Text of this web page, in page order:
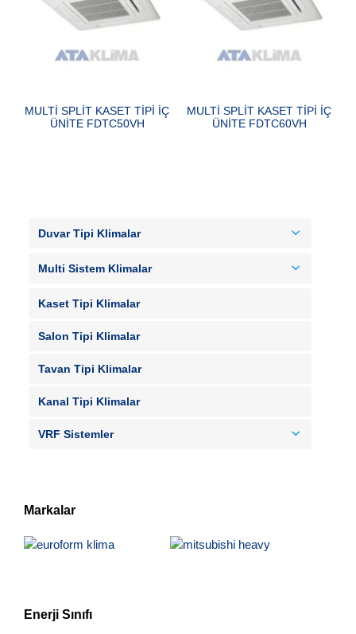
MULTİ SPLİT KASET TİPİ İÇ
ÜNİTE FDTC50VH
MULTİ SPLİT KASET TİPİ İÇ
ÜNİTE FDTC60VH
Duvar Tipi Klimalar
Multi Sistem Klimalar
Kaset Tipi Klimalar
Salon Tipi Klimalar
Tavan Tipi Klimalar
Kanal Tipi Klimalar
VRF Sistemler
Markalar
Enerji Sınıfı